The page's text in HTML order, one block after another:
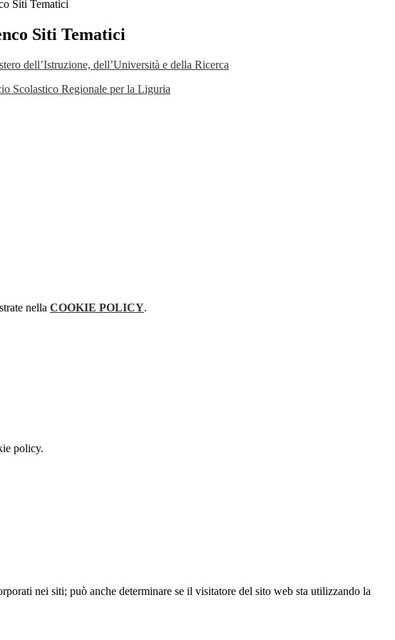
Siti Tematici
Siti Tematici
dell’Istruzione, dell’Università e della Ricerca
Scolastico Regionale per la Liguria
nella COOKIE POLICY.
policy.
nei siti; può anche determinare se il visitatore del sito web sta utilizzando la